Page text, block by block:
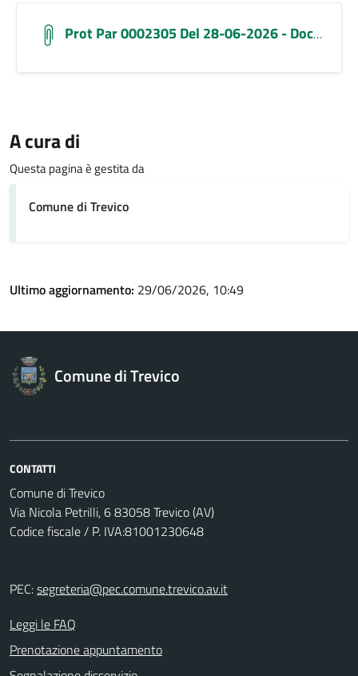
Prot Par 0002305 Del 28-06-2026 - Documento Comunetrevico Avviso Esecuzionedecreton.3 Redazionestatoconsistenza Verbaleimmissioneinpossesso Signed
A cura di
Questa pagina è gestita da
Comune di Trevico
Ultimo aggiornamento: 29/06/2026, 10:49
Comune di Trevico
CONTATTI
Comune di Trevico
Via Nicola Petrilli, 6 83058 Trevico (AV)
Codice fiscale / P. IVA:81001230648
PEC:segreteria@pec.comune.trevico.av.it
Leggi le FAQ
Prenotazione appuntamento